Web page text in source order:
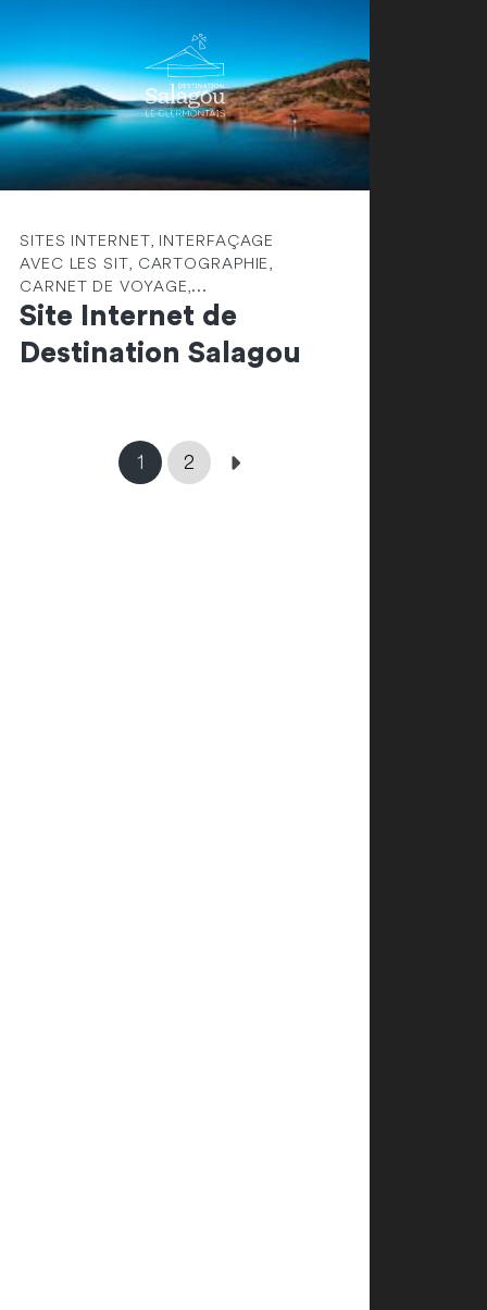
SITES INTERNET, INTERFAÇAGE
AVEC LES SIT, CARTOGRAPHIE,
CARNET DE VOYAGE,...
Site Internet de
Destination Salagou
1 2